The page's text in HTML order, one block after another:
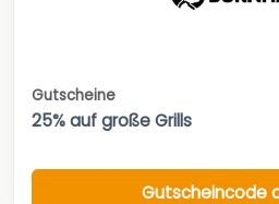
Gutscheine
25% auf große Grills
Gutscheincode